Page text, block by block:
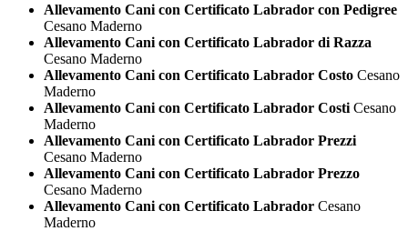
Allevamento Cani con Certificato Labrador con Pedigree
Cesano Maderno
Allevamento Cani con Certificato Labrador di Razza
Cesano Maderno
Allevamento Cani con Certificato Labrador Costo Cesano
Maderno
Allevamento Cani con Certificato Labrador Costi Cesano
Maderno
Allevamento Cani con Certificato Labrador Prezzi
Cesano Maderno
Allevamento Cani con Certificato Labrador Prezzo
Cesano Maderno
Allevamento Cani con Certificato Labrador Cesano
Maderno